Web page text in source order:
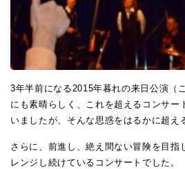
3年半前になる2015年暮れの来日公演（
にも素晴らしく、これを超えるコンサー
いましたが、そんな思惑をはるかに超え
さらに、前進し、絶え間ない冒険を目指
レンジし続けているコンサートでした。